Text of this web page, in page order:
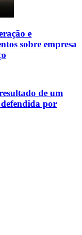
e
sobre empresa
de um
por